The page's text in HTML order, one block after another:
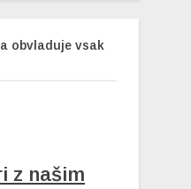
obvladuje vsak
z našim